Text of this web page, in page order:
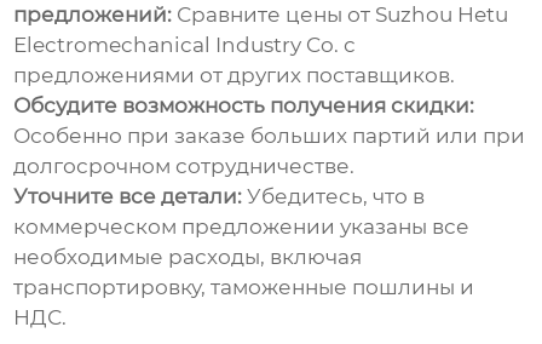
предложений: Сравните цены от Suzhou Hetu
Electromechanical Industry Co. с
предложениями от других поставщиков.
Обсудите возможность получения скидки:
Особенно при заказе больших партий или при
долгосрочном сотрудничестве.
Уточните все детали: Убедитесь, что в
коммерческом предложении указаны все
необходимые расходы, включая
транспортировку, таможенные пошлины и
НДС.